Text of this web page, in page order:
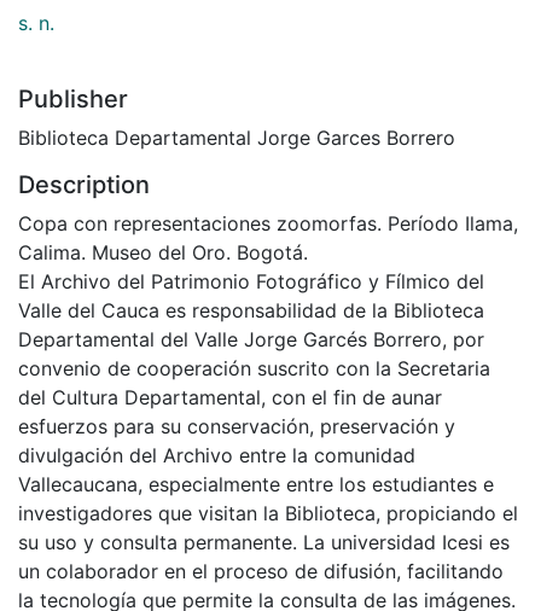
s. n.
Publisher
Biblioteca Departamental Jorge Garces Borrero
Description
Copa con representaciones zoomorfas. Período Ilama,
Calima. Museo del Oro. Bogotá.
El Archivo del Patrimonio Fotográfico y Fílmico del
Valle del Cauca es responsabilidad de la Biblioteca
Departamental del Valle Jorge Garcés Borrero, por
convenio de cooperación suscrito con la Secretaria
del Cultura Departamental, con el fin de aunar
esfuerzos para su conservación, preservación y
divulgación del Archivo entre la comunidad
Vallecaucana, especialmente entre los estudiantes e
investigadores que visitan la Biblioteca, propiciando el
su uso y consulta permanente. La universidad Icesi es
un colaborador en el proceso de difusión, facilitando
la tecnología que permite la consulta de las imágenes.